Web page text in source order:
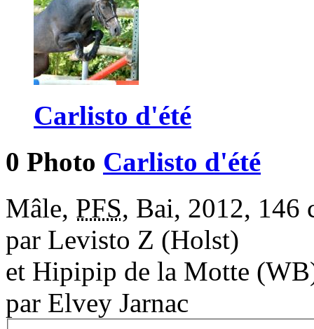
Carlisto d'été
0 Photo Carlisto d'été
Mâle, PFS, Bai, 2012, 146
par Levisto Z (Holst)
et Hipipip de la Motte
par Elvey Jarnac